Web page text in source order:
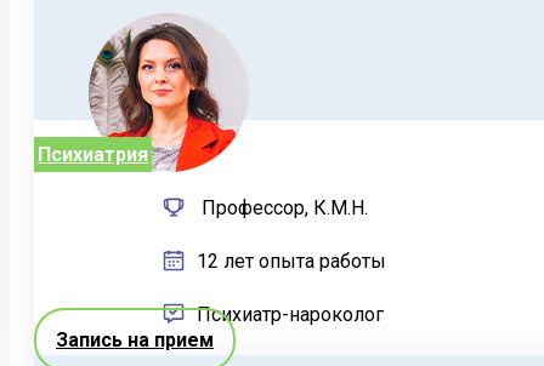
Психиатрия
Профессор, К.М.Н.
12 лет опыта работы
Психиатр-нароколог
Запись на прием